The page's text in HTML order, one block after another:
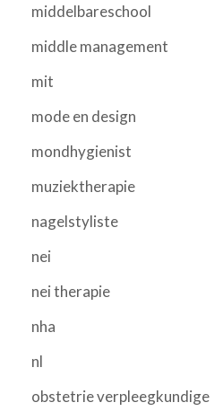
middelbareschool
middle management
mit
mode en design
mondhygienist
muziektherapie
nagelstyliste
nei
nei therapie
nha
nl
obstetrie verpleegkundige